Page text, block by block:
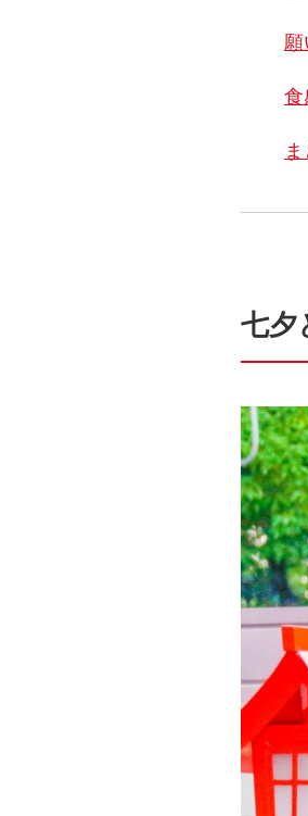
食
七夕